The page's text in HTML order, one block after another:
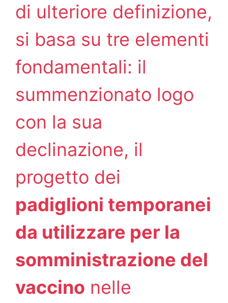
di ulteriore definizione,
si basa su tre elementi
fondamentali: il
summenzionato logo
con la sua
declinazione, il
progetto dei
padiglioni temporanei
da utilizzare per la
somministrazione del
vaccino nelle